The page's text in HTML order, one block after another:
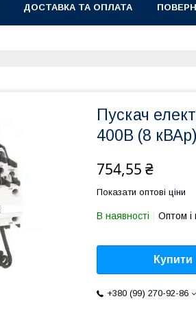
ДОСТАВКА ТА ОПЛАТА
Пускач
400В (8
754,55 ₴
Показати оптові ціни
В наявності Оптом і
Купити
+380 (99) 270-92-86